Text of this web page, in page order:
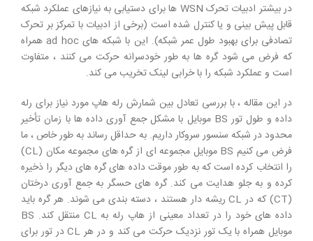
در بیشتر ادبیات تحرک WSN ها برای دستیابی به نیازهای عملکرد شبکه
قابل پیش بینی و یا کنترل شده است (برخی از ادبیات با تمرکز بر تحرک
تصادفی برای بهبود طول عمر شبکه). این با شبکه های ad hoc همراه
که فرض می شود گره ها به طور خودسرانه حرکت می کنند ، متفاوت
است و عملکرد شبکه را با خرابی لینک تخریب می کند.
در این مقاله ، با بررسی تعادل بین شمارش رله هاپ مورد نیاز برای رله
داده و طول تور BS موبایل با مشکل جمع آوری داده ها با زمان تأخیر
محدود در شبکه سنسور سروکار داریم. به حداقل رساند به طور خاص ، ما
فرض می کنیم BS موبایل مجموعه ای از گره های مجموعه مکان (CL)
را انتخاب کرده است که به طور موقت داده های گره های دیگر را ذخیره
کرده و به جلو هدایت می کند. گره های حسگر به جمع آوری درختان
(CT) که در CL ریشه دار هستند ، دسته بندی می شوند. هر گره باید
داده های خود را در تعداد معینی از هاپ رله به CL منتقل کند. BS
موبایل همراه با یک تور نزدیک حرکت می کند و در هر CL در تور برای